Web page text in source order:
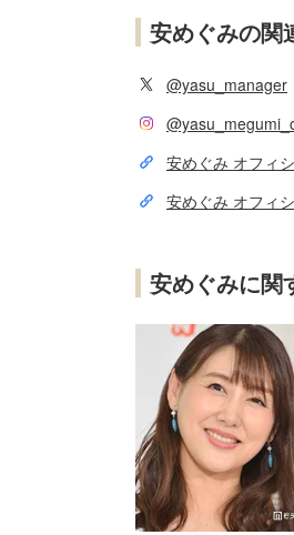
安めぐみの関
@yasu_manager
安めぐみ オフィ
安めぐみ オフィ
安めぐみに関